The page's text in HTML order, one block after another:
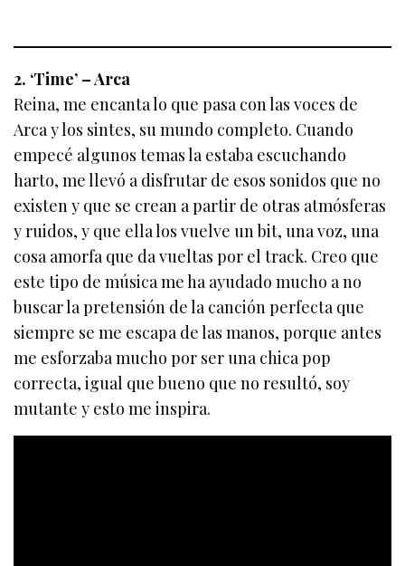
2. ‘Time’ – Arca
Reina, me encanta lo que pasa con las voces de
Arca y los sintes, su mundo completo. Cuando
empecé algunos temas la estaba escuchando
harto, me llevó a disfrutar de esos sonidos que no
existen y que se crean a partir de otras atmósferas
y ruidos, y que ella los vuelve un bit, una voz, una
cosa amorfa que da vueltas por el track. Creo que
este tipo de música me ha ayudado mucho a no
buscar la pretensión de la canción perfecta que
siempre se me escapa de las manos, porque antes
me esforzaba mucho por ser una chica pop
correcta, igual que bueno que no resultó, soy
mutante y esto me inspira.